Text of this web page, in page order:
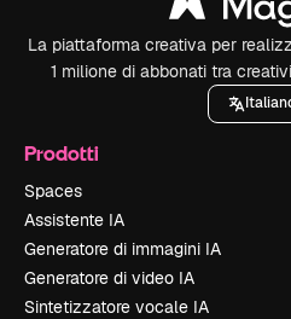
La piattaforma creativa per
1 milione di abbonati tra
Prodotti
Spaces
Assistente IA
Generatore di immagini IA
Generatore di video IA
Sintetizzatore vocale IA